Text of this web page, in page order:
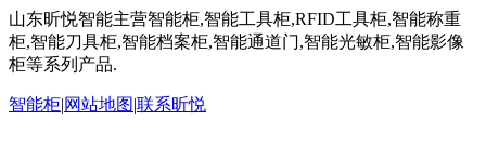
山东昕悦智能主营智能柜,智能工具柜,RFID工具柜,智能称重
柜,智能刀具柜,智能档案柜,智能通道门,智能光敏柜,智能影像
柜等系列产品.
智能柜|网站地图|联系昕悦